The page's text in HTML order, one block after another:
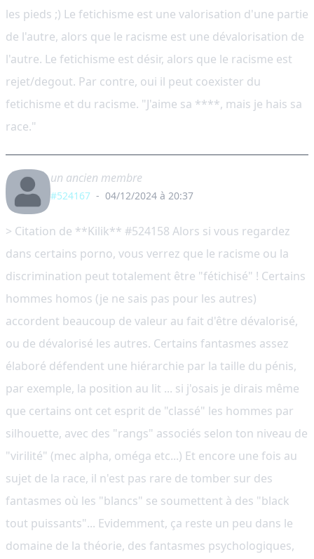
les pieds ;) Le fetichisme est une valorisation d'une partie
de l'autre, alors que le racisme est une dévalorisation de
l'autre. Le fetichisme est désir, alors que le racisme est
rejet/degout. Par contre, oui il peut coexister du
fetichisme et du racisme. "J'aime sa ****, mais je hais sa
race."
un ancien membre
#524167 - 04/12/2024 à 20:37
> Citation de **Kilik** #524158 Alors si vous regardez
dans certains porno, vous verrez que le racisme ou la
discrimination peut totalement être "fétichisé" ! Certains
hommes homos (je ne sais pas pour les autres)
accordent beaucoup de valeur au fait d'être dévalorisé,
ou de dévalorisé les autres. Certains fantasmes assez
élaboré défendent une hiérarchie par la taille du pénis,
par exemple, la position au lit ... si j'osais je dirais même
que certains ont cet esprit de "classé" les hommes par
silhouette, avec des "rangs" associés selon ton niveau de
"virilité" (mec alpha, oméga etc...) Et encore une fois au
sujet de la race, il n'est pas rare de tomber sur des
fantasmes où les "blancs" se soumettent à des "black
tout puissants"... Evidemment, ça reste un peu dans le
domaine de la théorie, des fantasmes psychologiques,